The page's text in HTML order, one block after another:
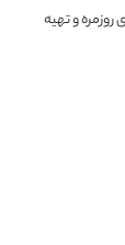
روزمره و تهیه